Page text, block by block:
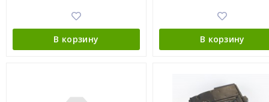
В корзину В корзину